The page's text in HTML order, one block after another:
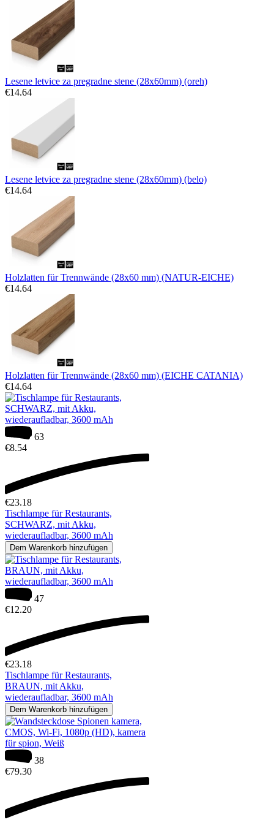
Lesene letvice za pregradne stene (28x60mm) (oreh)
€14.64
Lesene letvice za pregradne stene (28x60mm) (belo)
€14.64
Holzlatten für Trennwände (28x60 mm) (NATUR-EICHE)
€14.64
Holzlatten für Trennwände (28x60 mm) (EICHE CATANIA)
€14.64
63
€8.54
€23.18
Tischlampe für Restaurants,
SCHWARZ, mit Akku,
wiederaufladbar, 3600 mAh
Dem Warenkorb hinzufügen
47
€12.20
€23.18
Tischlampe für Restaurants,
BRAUN, mit Akku,
wiederaufladbar, 3600 mAh
Dem Warenkorb hinzufügen
38
€79.30